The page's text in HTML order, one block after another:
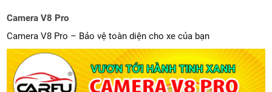
Camera V8 Pro
Camera V8 Pro – Bảo vệ toàn diện cho xe của bạn